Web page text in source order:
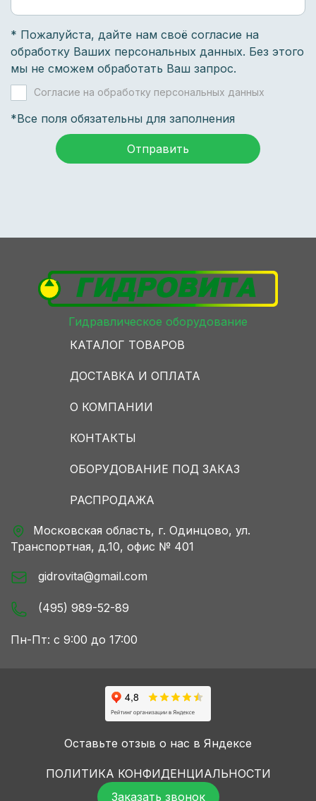
* Пожалуйста, дайте нам своё согласие на
обработку Ваших персональных данных. Без этого
мы не сможем обработать Ваш запрос.
Согласие на обработку персональных данных
*Все поля обязательны для заполнения
Отправить
Гидравлическое оборудование
КАТАЛОГ ТОВАРОВ
ДОСТАВКА И ОПЛАТА
О КОМПАНИИ
КОНТАКТЫ
ОБОРУДОВАНИЕ ПОД ЗАКАЗ
РАСПРОДАЖА
Московская область, г. Одинцово, ул.
Транспортная, д.10, офис № 401
gidrovita@gmail.com
(495) 989-52-89
Пн-Пт: c 9:00 до 17:00
Оставьте отзыв о нас в Яндексе
ПОЛИТИКА КОНФИДЕНЦИАЛЬНОСТИ
Заказать звонок